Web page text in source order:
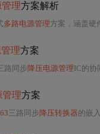
理方案解析
多路电源管理方案，涵盖硬
理方案
路同步降压电源管理IC的协
管理方案
三路同步降压转换器的嵌